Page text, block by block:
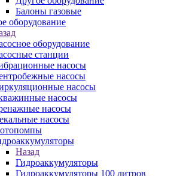
Балоны газовые
оборудование
оборудование
станции
насосы
насосы
насосы
насосы
насосы
насосы
Назад
Гидроаккумуляторы
Гидроаккумуляторы 100 литров